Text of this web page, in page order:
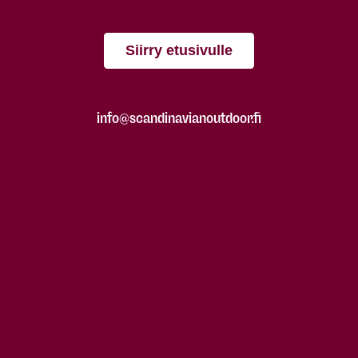
Siirry etusivulle
info@scandinavianoutdoor.fi